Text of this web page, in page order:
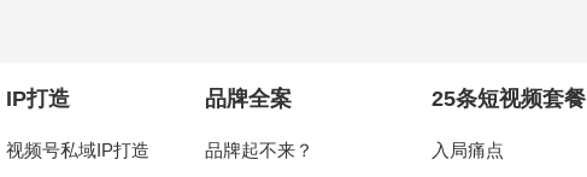
IP打造
视频号私域IP打造
品牌全案
品牌起不来？
25条短视频套餐
入局痛点